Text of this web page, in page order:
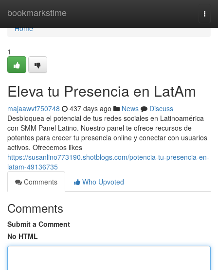
bookmarkstime
Home
Home
1
Eleva tu Presencia en LatAm
majaawvf750748 437 days ago News
Discuss
Desbloquea el potencial de tus redes sociales en Latinoamérica
con SMM Panel Latino. Nuestro panel te ofrece recursos de
potentes para crecer tu presencia online y conectar con usuarios
activos. Ofrecemos likes
https://susanlino773190.shotblogs.com/potencia-tu-presencia-en-
latam-49136735
Comments
Who Upvoted
Comments
Submit a Comment
No HTML